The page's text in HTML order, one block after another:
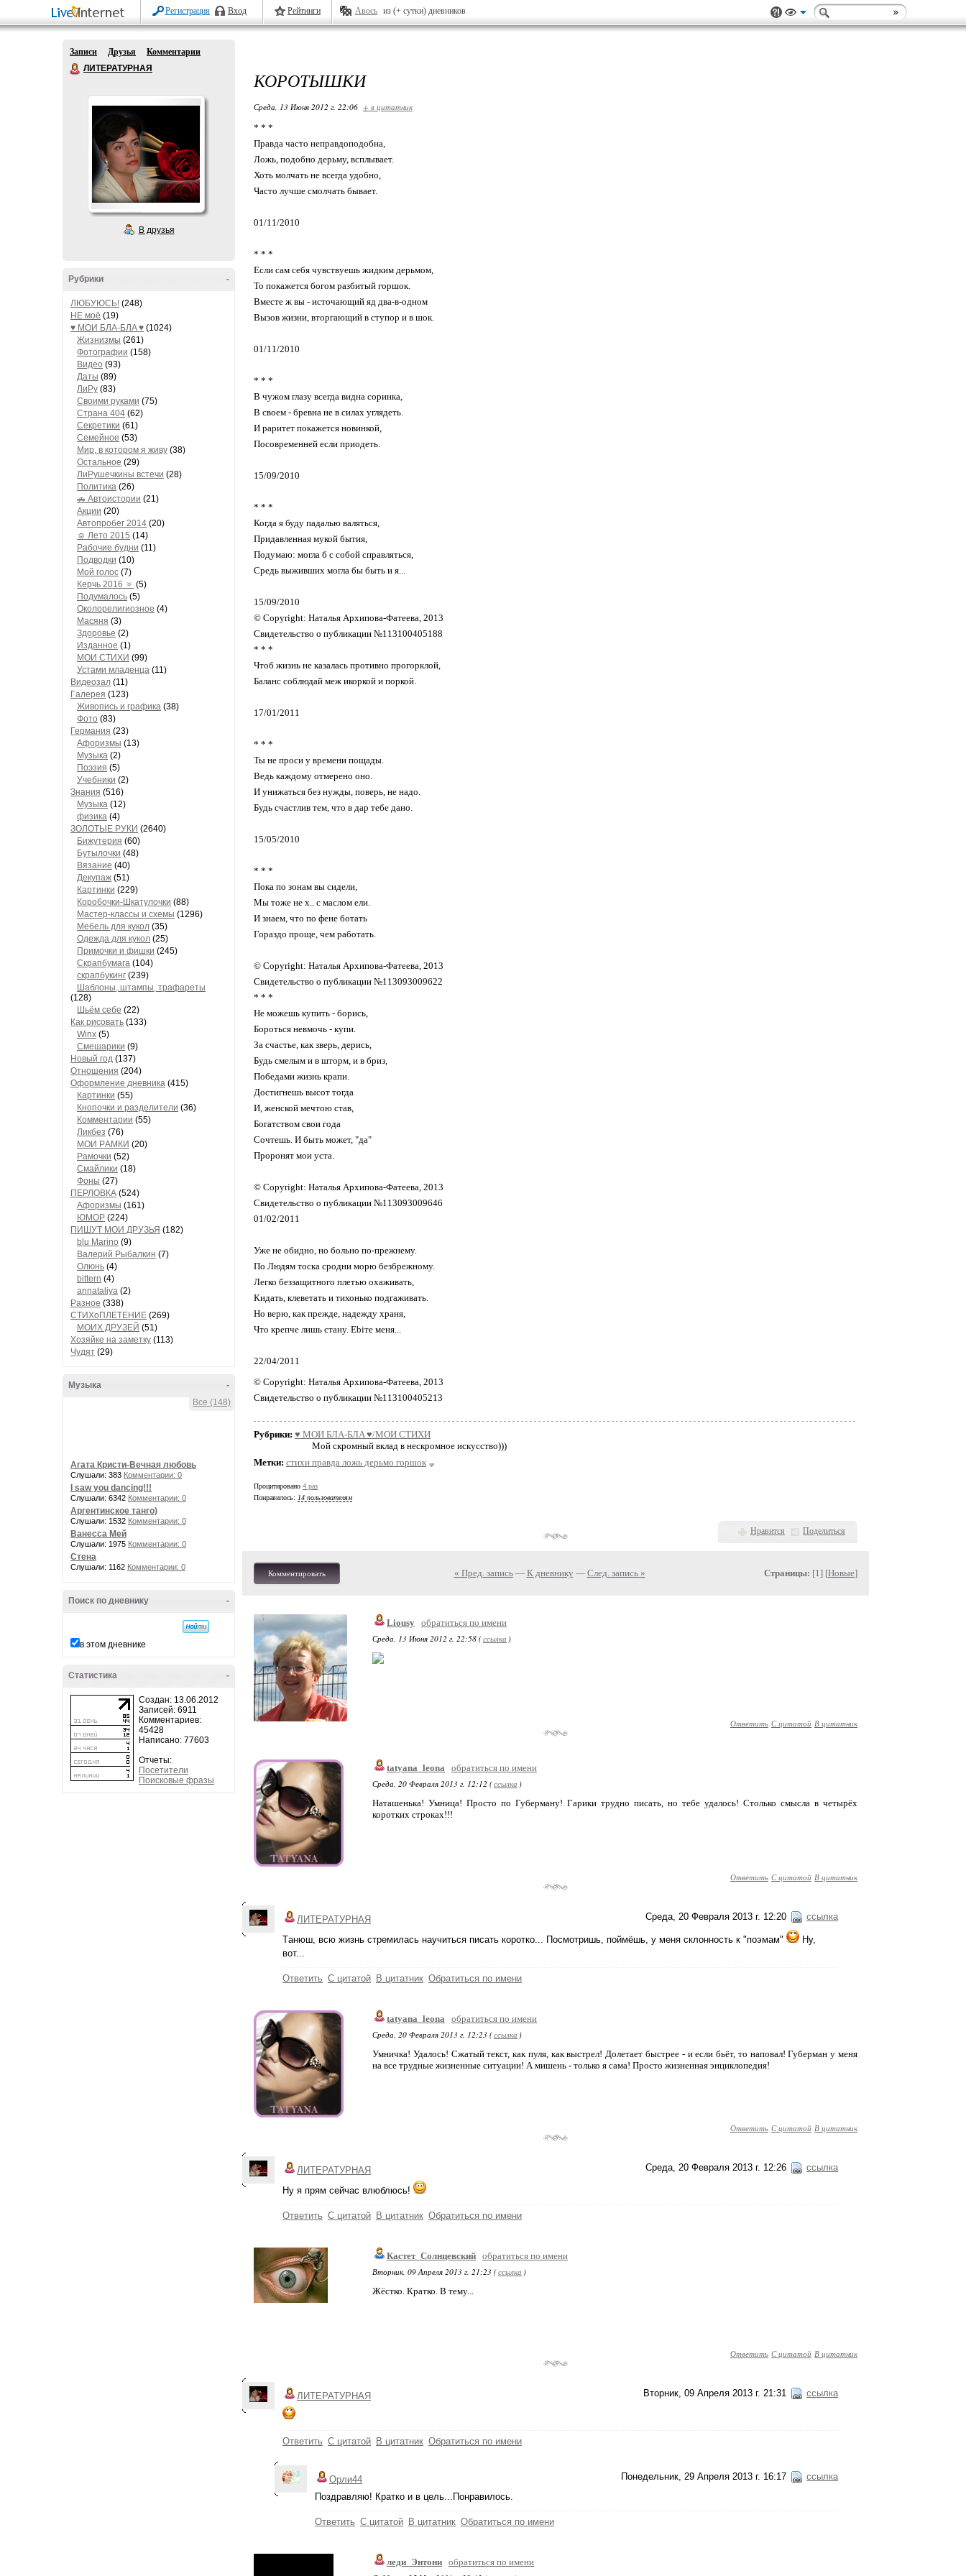
Регистрация Вход Рейтинги Авось из (+ сутки) дневников
Записи Друзья
Комментарии
ЛИТЕРАТУРНАЯ
В друзья
-
Рубрики
ЛЮБУЮСЬ! (248)
НЕ моё (19)
♥ МОИ БЛA-БЛA ♥ (1024)
Жизнизмы (261)
Фотографии (158)
Видео (93)
Даты (89)
ЛиРу (83)
Своими руками (75)
Страна 404 (62)
Секретики (61)
Семейное (53)
Мир, в котором я живу (38)
Остальное (29)
ЛиРушечкины встечи (28)
Политика (26)
🚗 Автоистории (21)
Акции (20)
Автопробег 2014 (20)
☺ Лето 2015 (14)
Рабочие будни (11)
Подводки (10)
Мой голос (7)
Керчь 2016 🔅 (5)
Подумалось (5)
Околорелигиозное (4)
Масяня (3)
Здоровье (2)
Изданное (1)
МОИ СТИХИ (99)
Устами младенца (11)
Видеозал (11)
Гaлерея (123)
Живопись и грaфикa (38)
Фото (83)
Гермaния (23)
Aфоризмы (13)
Музыкa (2)
Поэзия (5)
Учебники (2)
Знания (516)
Музыкa (12)
физика (4)
ЗОЛОТЫЕ РУКИ (2640)
Бижутерия (60)
Бутылочки (48)
Вязaние (40)
Декупaж (51)
Кaртинки (229)
Коробочки-Шкатулочки (88)
Мастер-классы и схемы (1296)
Мебель для кукол (35)
Одеждa для кукол (25)
Примочки и фишки (245)
Скрaпбумaгa (104)
скрапбукинг (239)
Шaблоны, штaмпы, трaфaреты
(128)
Шьём себе (22)
Как рисовать (133)
Winx (5)
Смешарики (9)
Новый год (137)
Отношения (204)
Оформление дневника (415)
Кaртинки (55)
Кнопочки и рaзделители (36)
Комментaрии (55)
Ликбез (76)
МОИ РAМКИ (20)
Рaмочки (52)
Смaйлики (18)
Фоны (27)
ПЕРЛОВКА (524)
Aфоризмы (161)
ЮМОР (224)
ПИШУТ МОИ ДРУЗЬЯ (182)
blu Marino (9)
Валерий Рыбалкин (7)
Олюнь (4)
bittern (4)
annataliya (2)
Разное (338)
СТИХоПЛЕТЕНИЕ (269)
МОИХ ДРУЗЕЙ (51)
Хозяйке на заметку (113)
Чудят (29)
-
Музыка
Все (148)
Агата Кристи-Вечная любовь
Слушали: 383 Комментарии: 0
I saw you dancing!!!
Слушали: 6342 Комментарии: 0
Аргентинское танго)
Слушали: 1532 Комментарии: 0
Ванесса Мей
Слушали: 1975 Комментарии: 0
Стена
Слушали: 1162 Комментарии: 0
-
Поиск по дневнику
в этом дневнике
-
Статистика
Создан: 13.06.2012
Записей: 6911
Комментариев:
45428
Написано: 77603
Отчеты:
Посетители
Поисковые фразы
КОРОТЫШКИ
Среда, 13 Июня 2012 г. 22:06 + в цитатник
* * *
Правда часто неправдоподобна,
Ложь, подобно дерьму, всплывает.
Хоть молчать не всегда удобно,
Часто лучше смолчать бывает.
01/11/2010
* * *
Если сам себя чувствуешь жидким дерьмом,
То покажется богом разбитый горшок.
Вместе ж вы - источающий яд два-в-одном
Вызов жизни, вторгающий в ступор и в шок.
01/11/2010
* * *
В чужом глазу всегда видна соринка,
В своем - бревна не в силах углядеть.
И раритет покажется новинкой,
Посовременней если приодеть.
15/09/2010
* * *
Когда я буду падалью валяться,
Придавленная мукой бытия,
Подумаю: могла б c собой справляться,
Средь выживших могла бы быть и я...
15/09/2010
© Copyright: Наталья Архипова-Фатеева, 2013
Свидетельство о публикации №113100405188
* * *
Чтоб жизнь не казалась противно прогорклой,
Баланс соблюдай меж икоркой и поркой.
17/01/2011
* * *
Ты не проси у времени пощады.
Ведь каждому отмерено оно.
И унижаться без нужды, поверь, не надо.
Будь счастлив тем, что в дар тебе дано.
15/05/2010
* * *
Пока по зонам вы сидели,
Мы тоже не х.. с маслом ели.
И знаем, что по фене ботать
Гораздо проще, чем работать.
© Copyright: Наталья Архипова-Фатеева, 2013
Свидетельство о публикации №113093009622
* * *
Не можешь купить - борись,
Бороться невмочь - купи.
За счастье, как зверь, дерись,
Будь смелым и в шторм, и в бриз,
Победами жизнь крапи.
Достигнешь высот тогда
И, женской мечтою став,
Богатством свои года
Сочтешь. И быть может, "да"
Проронят мои уста.
© Copyright: Наталья Архипова-Фатеева, 2013
Свидетельство о публикации №113093009646
01/02/2011
Уже не обидно, но больно по-прежнему.
По Людям тоска сродни морю безбрежному.
Легко беззащитного плетью охаживать,
Кидать, клеветать и тихонько подгаживать.
Но верю, как прежде, надежду храня,
Что крепче лишь стану. Еbiте меня...
22/04/2011
© Copyright: Наталья Архипова-Фатеева, 2013
Свидетельство о публикации №113100405213
Рубрики: ♥ МОИ БЛA-БЛA ♥/МОИ СТИХИ
Мой скромный вклад в нескромное искусство)))
Метки: стихи правда ложь дерьмо горшок
Процитировано 4 раз
Понравилось: 14 пользователям
Нравится Поделиться
Комментировать « Пред. запись— К дневнику — След. запись » Страницы: [1] [Новые]
Liousy обратиться по имени
Среда, 13 Июня 2012 г. 22:58 (ссылка )
Ответить С цитатой В цитатник
tatyana_leona
обратиться по имени
Среда, 20 Февраля 2013 г. 12:12 (ссылка )
Наташенька! Умница! Просто по Губерману! Гарики трудно писать, но тебе удалось! Столько смысла в четырёх
коротких строках!!!
Ответить С цитатой В цитатник
Среда, 20 Февраля 2013 г. 12:20 ссылка
ЛИТЕРАТУРНАЯ
Тaнюш, всю жизнь стремилaсь нaучиться писaть коротко... Посмотришь, поймёшь, у меня склонность к "поэмaм"
Ну,
вот...
Ответить С цитатой В цитатник Обратиться по имени
tatyana_leona
обратиться по имени
Среда, 20 Февраля 2013 г. 12:23 (ссылка )
Умничка! Удалось! Сжатый текст, как пуля, как выстрел! Долетает быстрее - и если бьёт, то наповал! Губерман у меня
на все трудные жизненные ситуации! А мишень - только я сама! Просто жизненная энциклопедия!
Ответить С цитатой В цитатник
Среда, 20 Февраля 2013 г. 12:26 ссылка
ЛИТЕРАТУРНАЯ
Ну я прям сейчaс влюблюсь!
Ответить С цитатой В цитатник Обратиться по имени
Кастет_Солнцевский обратиться по имени
Вторник, 09 Апреля 2013 г. 21:23 (ссылка )
Жёстко. Кратко. В тему...
Ответить С цитатой В цитатник
Вторник, 09 Апреля 2013 г. 21:31 ссылка
ЛИТЕРАТУРНАЯ
Ответить С цитатой В цитатник Обратиться по имени
Понедельник, 29 Апреля 2013 г. 16:17 ссылка
Орли44
Поздравляю! Кратко и в цель...Понравилось.
Ответить С цитатой В цитатник Обратиться по имени
леди_Энтони обратиться по имени